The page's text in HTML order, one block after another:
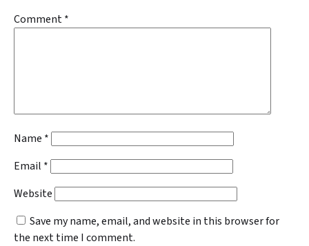
Comment*
Name *
Email *
Website
Save my name, email, and website in this browser for
the next time I comment.